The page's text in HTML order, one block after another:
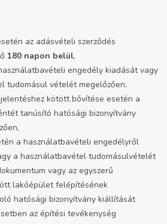
az adásvételi szerződés
180 napon belül,
engedély kiadását vagy
tudomásul vételét megelőzően,
kötött bővítése esetén a
tanúsító hatósági bizonyítvány
a használatbavételi engedélyről
a használatbavétel tudomásulvételét
vagy az egyszerű
lakóépület felépítésének
hatósági bizonyítvány kiállítását
az építési tevékenység